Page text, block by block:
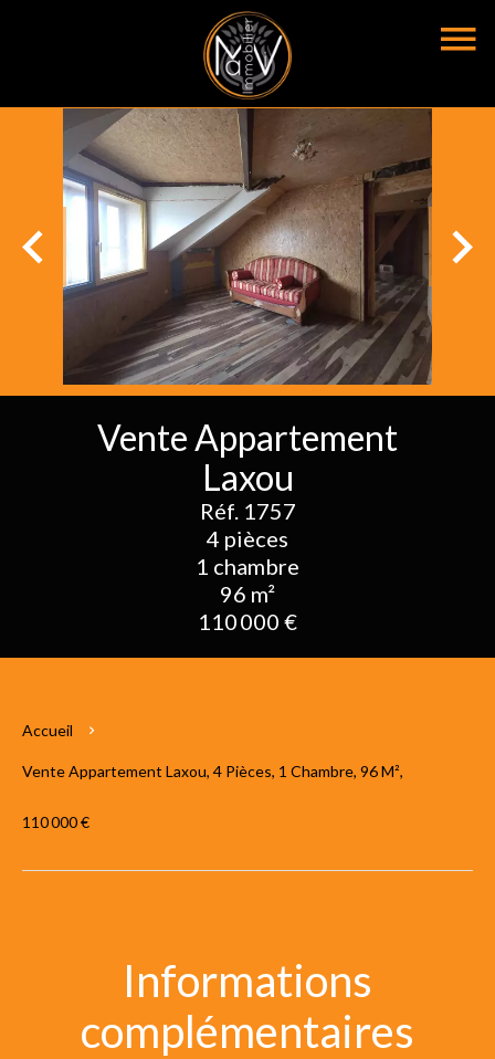
Vente Appartement
Laxou
Réf. 1757
4 pièces
1 chambre
96 m²
110 000 €
Accueil
Vente Appartement Laxou, 4 Pièces, 1 Chambre, 96 M²,
110 000 €
Informations
complémentaires